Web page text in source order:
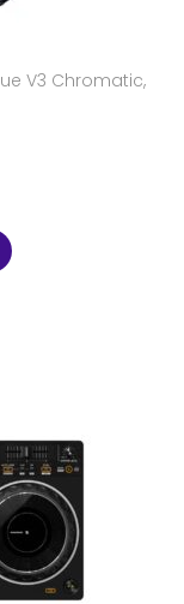
V3 Chromatic,